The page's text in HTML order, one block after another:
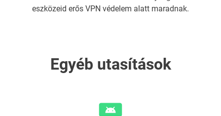
eszközeid erős VPN védelem alatt maradnak.
Egyéb utasítások